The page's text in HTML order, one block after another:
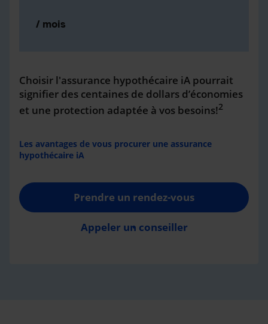
/ mois
Choisir l'assurance hypothécaire iA pourrait
signifier des centaines de dollars d’économies
et une protection adaptée à vos besoins!2
Les avantages de vous procurer une assurance
hypothécaire iA
Prendre un rendez-vous
Appeler un conseiller